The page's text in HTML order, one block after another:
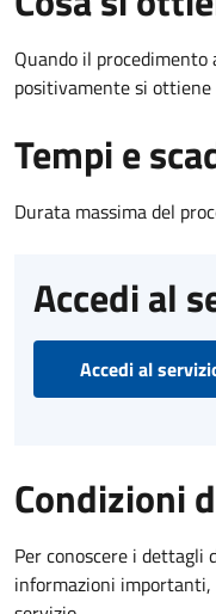
Quando il
positivamente si
Tempi e
Durata massima del
Accedi al
Accedi al
Condizioni
Per conoscere i dettagli
informazioni